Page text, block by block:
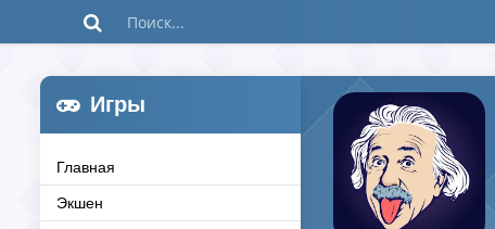
Игры
Главная
Экшен